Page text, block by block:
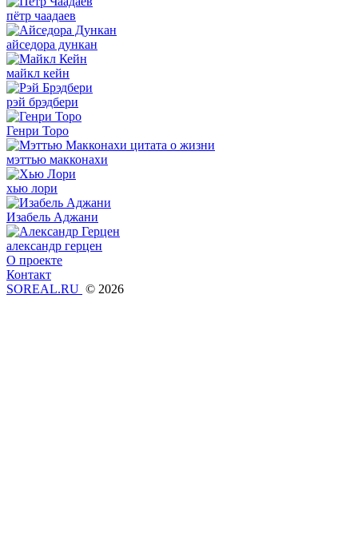
пётр чаадаев
айседора дункан
майкл кейн
рэй брэдбери
Генри Торо
мэттью макконахи
хью лори
Изабель Аджани
александр герцен
О проекте
Контакт
SOREAL.RU © 2026